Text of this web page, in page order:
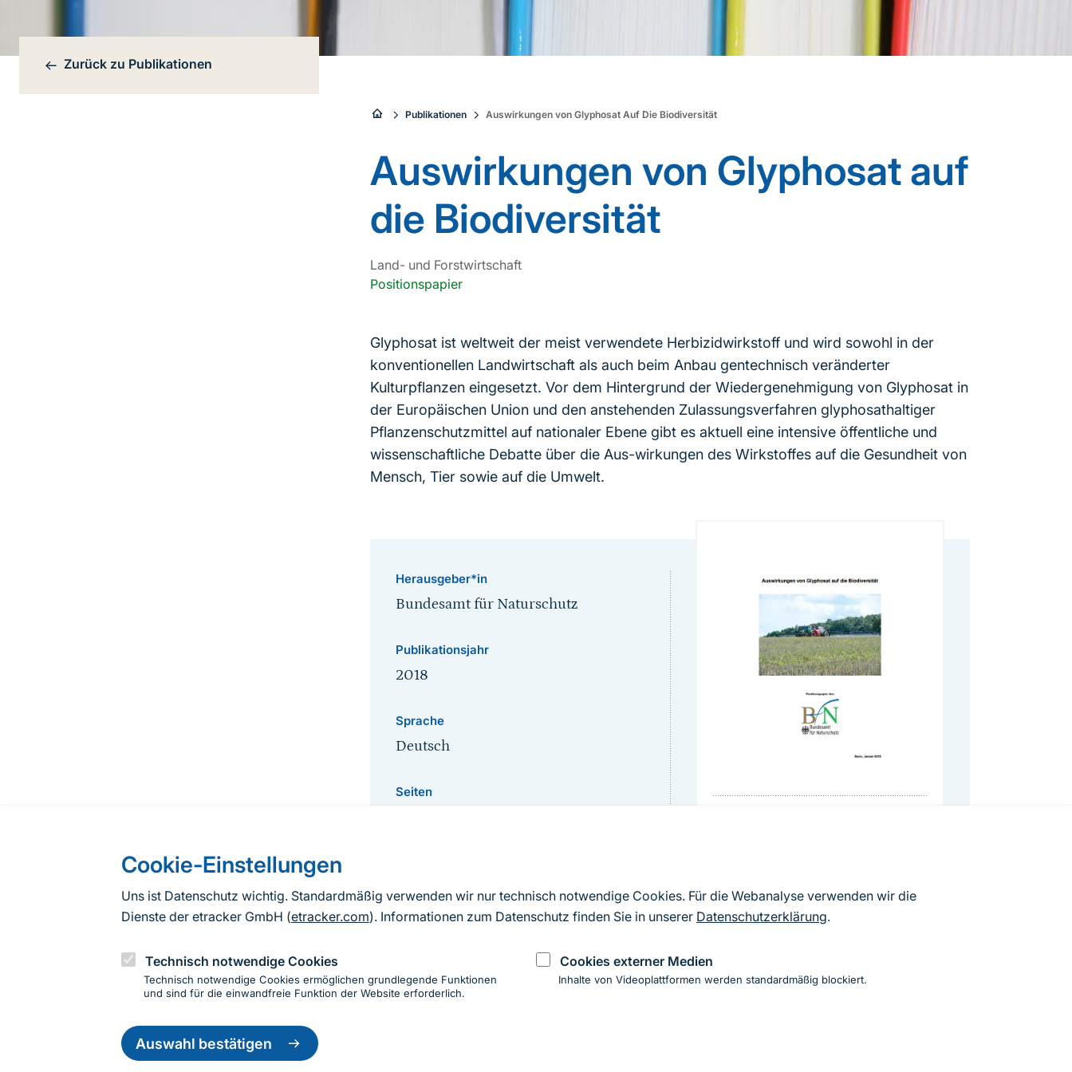
Cookie-Einstellungen
Uns ist Datenschutz wichtig. Standardmäßig verwenden wir nur technisch notwendige Cookies. Für die Webanalyse verwenden wir die
Dienste der etracker GmbH (etracker.com). Informationen zum Datenschutz finden Sie in unserer Datenschutzerklärung.
Technisch notwendige Cookies
Technisch notwendige Cookies ermöglichen grundlegende Funktionen
und sind für die einwandfreie Funktion der Website erforderlich.
Cookies externer Medien
Inhalte von Videoplattformen werden standardmäßig blockiert.
Auswahl bestätigen
Einwilligung
zurückziehen
Bereichsnavigation
Zurück zu Publikationen
Sie
sind
hier:
Publikationen Auswirkungen von Glyphosat Auf Die Biodiversität
Auswirkungen von Glyphosat auf
die Biodiversität
Land- und Forstwirtschaft
Positionspapier
Glyphosat ist weltweit der meist verwendete Herbizidwirkstoff und wird sowohl in der
konventionellen Landwirtschaft als auch beim Anbau gentechnisch veränderter
Kulturpflanzen eingesetzt. Vor dem Hintergrund der Wiedergenehmigung von Glyphosat in
der Europäischen Union und den anstehenden Zulassungsverfahren glyphosathaltiger
Pflanzenschutzmittel auf nationaler Ebene gibt es aktuell eine intensive öffentliche und
wissenschaftliche Debatte über die Aus-wirkungen des Wirkstoffes auf die Gesundheit von
Mensch, Tier sowie auf die Umwelt.
Herausgeber*in
Bundesamt für Naturschutz
Publikationsjahr
2018
Sprache
Deutsch
Seiten
Informationen zur Seite